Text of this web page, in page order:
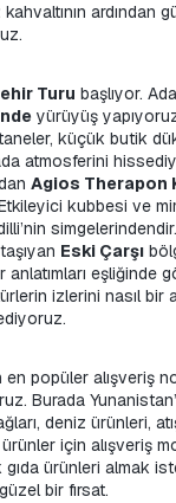
kahvaltının ardından
Turu
yürüyüş
küçük butik
atmosferini
Agios Therapon
kubbesi ve
Eski Çarşı
anlatımları eşliğinde
izlerini nasıl bir
en popüler alışveriş
Burada
deniz ürünleri,
için alışveriş
ürünleri almak
bir fırsat.